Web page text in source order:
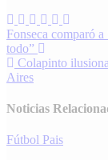
Navegación
de
entradas
Fonseca comparó
todo”
Colapinto
Aires
Noticias
Fútbol Pais